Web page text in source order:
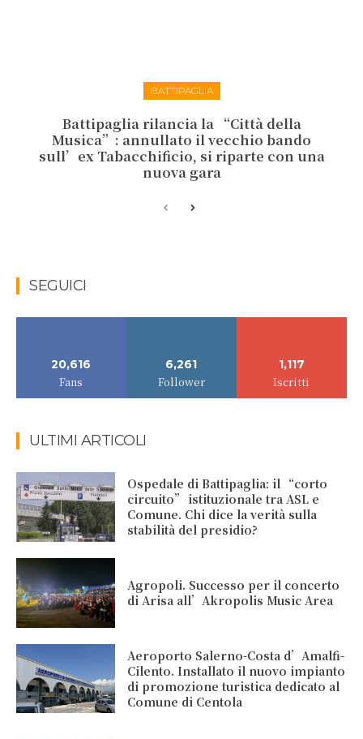
BATTIPAGLIA
Battipaglia rilancia la “Città della
Musica”: annullato il vecchio bando
sull’ex Tabacchificio, si riparte con una
nuova gara
SEGUICI
20,616
Fans
6,261
Follower
1,117
Iscritti
ULTIMI ARTICOLI
Ospedale di Battipaglia: il “corto
circuito” istituzionale tra ASL e
Comune. Chi dice la verità sulla
stabilità del presidio?
Agropoli. Successo per il concerto
di Arisa all’Akropolis Music Area
Aeroporto Salerno-Costa d’Amalfi-
Cilento. Installato il nuovo impianto
di promozione turistica dedicato al
Comune di Centola